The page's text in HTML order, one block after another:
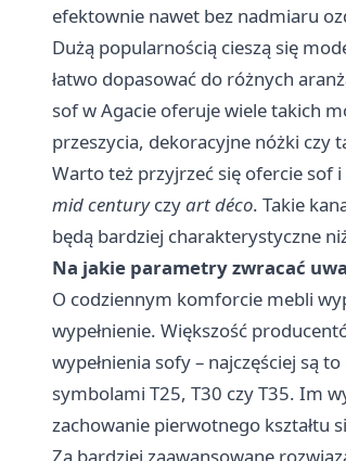
efektownie nawet bez nadmiaru
Dużą popularnością cieszą się
łatwo dopasować do różnych
sof w Agacie oferuje wiele takich
przeszycia, dekoracyjne nóżki
Warto też przyjrzeć się ofercie sof
mid centuryczyart déco. Takie
będą bardziej charakterystyczne
Na jakie parametry zwracać
O codziennym komforcie mebli
wypełnienie. Większość
wypełnienia sofy – najczęściej są
symbolami T25, T30 czy T35. Im
zachowanie pierwotnego kształtu
Za bardziej zaawansowane